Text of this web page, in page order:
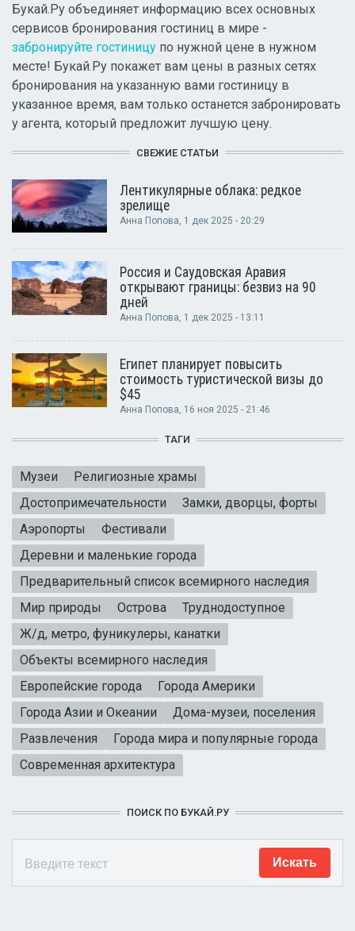
Букай.Ру объединяет информацию всех основных
сервисов бронирования гостиниц в мире -
забронируйте гостиницу по нужной цене в нужном
месте! Букай.Ру покажет вам цены в разных сетях
бронирования на указанную вами гостиницу в
указанное время, вам только останется забронировать
у агента, который предложит лучшую цену.
СВЕЖИЕ СТАТЬИ
Лентикулярные облака: редкое
зрелище
Анна Попова , 1 дек 2025 - 20:29
Россия и Саудовская Аравия
открывают границы: безвиз на 90
дней
Анна Попова, 1 дек 2025 - 13:11
Египет планирует повысить
стоимость туристической визы до
$45
Анна Попова, 16 ноя 2025 - 21:46
ТАГИ
Музеи
Религиозные храмы
Достопримечательности
Замки, дворцы, форты
Аэропорты
Фестивали
Деревни и маленькие города
Предварительный список всемирного наследия
Мир природы
Острова
Труднодоступное
Ж/д, метро, фуникулеры, канатки
Объекты всемирного наследия
Европейские города
Города Америки
Города Азии и Океании
Дома-музеи, поселения
Развлечения
Города мира и популярные города
Современная архитектура
ПОИСК ПО БУКАЙ.РУ